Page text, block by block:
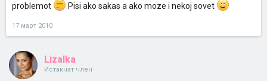
problemot
Pisi ako sakas a ako moze i nekoj sovet
17 март 2010
Lizalka
Истакнат член